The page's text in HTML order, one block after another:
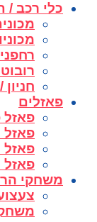
כלי רכב /
פאזלים
פאזל
פאזל
פאזל
פאזל
משחקי